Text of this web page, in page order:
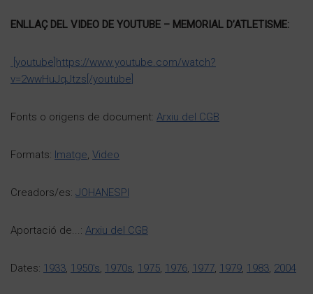
ENLLAÇ DEL VIDEO DE YOUTUBE – MEMORIAL D’ATLETISME:
[youtube]https://www.youtube.com/watch?
v=2wwHuJqJtzs[/youtube]
Fonts o origens de document: Arxiu del CGB
Formats: Imatge, Video
Creadors/es: JOHANESPI
Aportació de...: Arxiu del CGB
Dates: 1933, 1950's, 1970s, 1975, 1976, 1977, 1979, 1983, 2004